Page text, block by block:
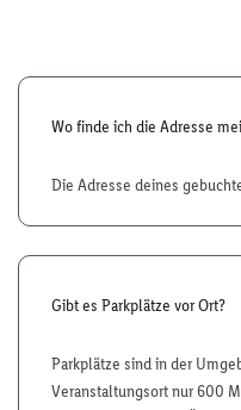
Wo finde ich die Adresse
Die Adresse deines
Gibt es Parkplätze vor Ort?
Parkplätze sind in der
Veranstaltungsort nur 600